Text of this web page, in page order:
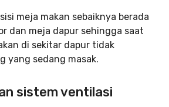
meja makan sebaiknya berada
dan meja dapur sehingga saat
di sekitar dapur tidak
yang sedang masak.
sistem ventilasi